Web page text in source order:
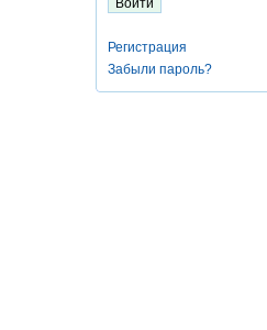
Регистрация
Забыли пароль?